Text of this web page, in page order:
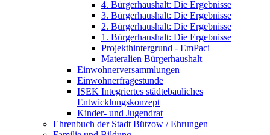
4. Bürgerhaushalt: Die Ergebnisse
3. Bürgerhaushalt: Die Ergebnisse
2. Bürgerhaushalt: Die Ergebnisse
1. Bürgerhaushalt: Die Ergebnisse
Projekthintergrund - EmPaci
Materalien Bürgerhaushalt
Einwohnerversammlungen
Einwohnerfragestunde
ISEK Integriertes städtebauliches
Entwicklungskonzept
Kinder- und Jugendrat
Ehrenbuch der Stadt Bützow / Ehrungen